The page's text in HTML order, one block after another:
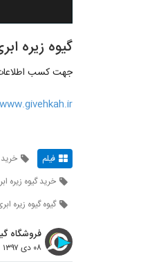
گیوه زیره
جهت کسب اطلاعات
www.givehkah.ir
فیلم
خرید گیوه زیره
گیوه گیوه زیره
فروشگاه
۰۸ دی ۱۳۹۷